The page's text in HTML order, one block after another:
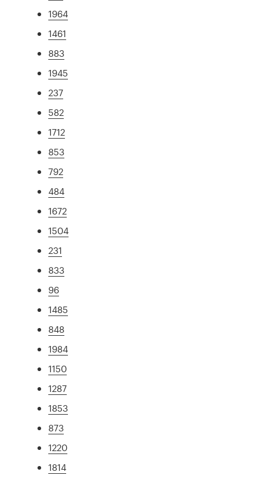
1964
1461
883
1945
237
582
1712
853
792
484
1672
1504
231
833
96
1485
848
1984
1150
1287
1853
873
1220
1814